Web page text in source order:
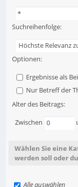
Suchreihenfolge:
Optionen:
Ergebnisse als
Nur Betreff der
Alter des Beitrags:
Zwischen
Wählen Sie eine
werden soll oder
Alle auswählen